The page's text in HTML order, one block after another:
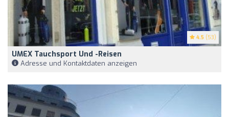
4.5 (53)
UMEX Tauchsport Und -reisen
Adresse und Kontaktdaten anzeigen